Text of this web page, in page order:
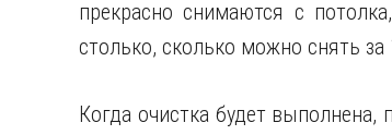
прекрасно снимаются с
столько, сколько можно снять
Когда очистка будет выполнена,